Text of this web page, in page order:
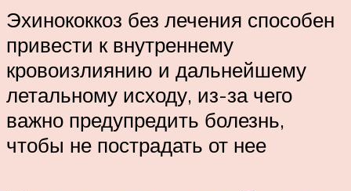
Эхинококкоз без лечения способен
привести к внутреннему
кровоизлиянию и дальнейшему
летальному исходу, из-за чего
важно предупредить болезнь,
чтобы не пострадать от нее